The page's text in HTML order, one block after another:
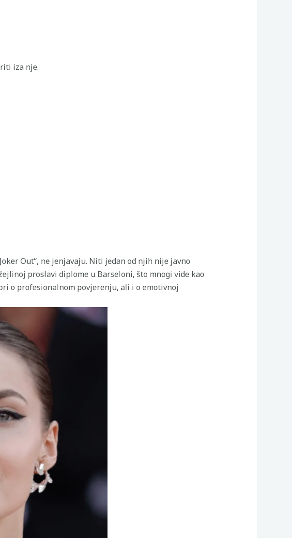
iza nje.
Out“, ne jenjavaju. Niti jedan od njih nije javno
proslavi diplome u Barseloni, što mnogi vide kao
o profesionalnom povjerenju, ali i o emotivnoj